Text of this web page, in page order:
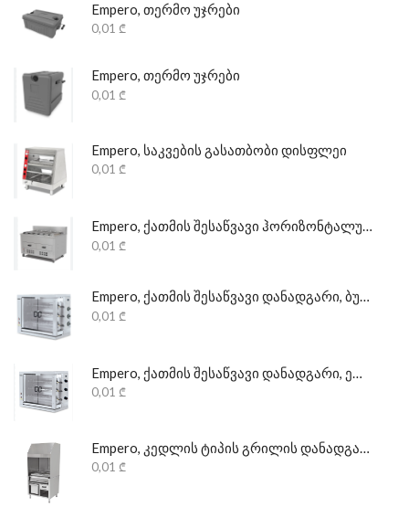
Empero, თერმო უჯრები
0,01 ₾
Empero, თერმო უჯრები
0,01 ₾
Empero, საკვების გასათბობი დისფლეი
0,01 ₾
Empero, ქათმის შესაწვავი ჰორიზონტალური დანადგარი
0,01 ₾
Empero, ქათმის შესაწვავი დანადგარი, ბუნებრივი აირის
0,01 ₾
Empero, ქათმის შესაწვავი დანადგარი, ელექტრონული
0,01 ₾
Empero, კედლის ტიპის გრილის დანადგარი, პროფესიონალი
0,01 ₾